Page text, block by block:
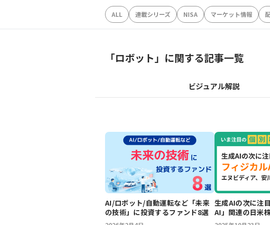
ALL 連載シリーズ NISA マーケット情報
「ロボット」に関する記事一覧
ビジュアル解説
AI/ロボット/自動運転など「未来
の技術」に投資するファンド8選
生成AIの次に注
AI」関連の日米